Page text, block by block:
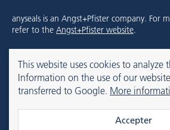
This website uses cookies to analyze
Information on the use of our
transferred to Google. More
Accepter
anyseals is an Angst+Pfister company. For
refer to the Angst+Pfister website.
Contact Mentions légales Privacy